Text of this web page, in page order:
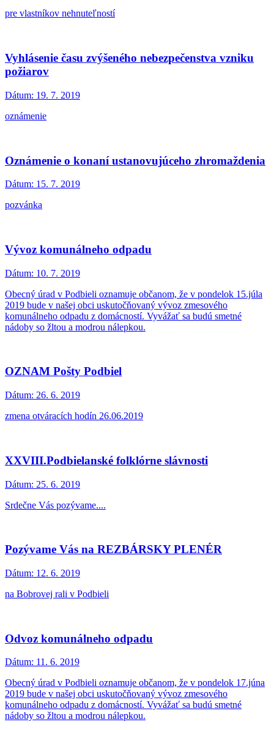
pre vlastníkov nehnuteľností
Vyhlásenie času zvýšeného nebezpečenstva vzniku
požiarov
Dátum: 19. 7. 2019
oznámenie
Oznámenie o konaní ustanovujúceho zhromaždenia
Dátum: 15. 7. 2019
pozvánka
Vývoz komunálneho odpadu
Dátum: 10. 7. 2019
Obecný úrad v Podbieli oznamuje občanom, že v pondelok 15.júla
2019 bude v našej obci uskutočňovaný vývoz zmesového
komunálneho odpadu z domácností. Vyvážať sa budú smetné
nádoby so žltou a modrou nálepkou.
OZNAM Pošty Podbiel
Dátum: 26. 6. 2019
zmena otváracích hodín 26.06.2019
XXVIII.Podbielanské folklórne slávnosti
Dátum: 25. 6. 2019
Srdečne Vás pozývame....
Pozývame Vás na REZBÁRSKY PLENÉR
Dátum: 12. 6. 2019
na Bobrovej rali v Podbieli
Odvoz komunálneho odpadu
Dátum: 11. 6. 2019
Obecný úrad v Podbieli oznamuje občanom, že v pondelok 17.júna
2019 bude v našej obci uskutočňovaný vývoz zmesového
komunálneho odpadu z domácností. Vyvážať sa budú smetné
nádoby so žltou a modrou nálepkou.